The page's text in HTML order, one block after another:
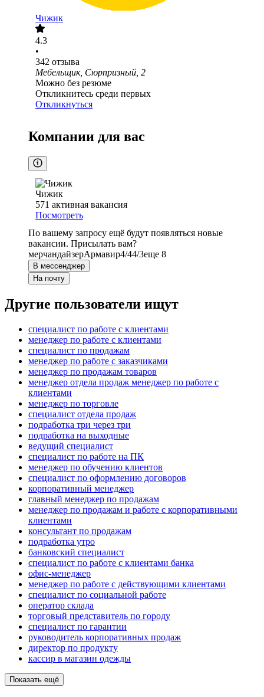
Чижик
4.3
•
342 отзыва
Мебельщик, Сюрпризный, 2
Можно без резюме
Откликнитесь среди первых
Откликнуться
Компании для вас
Чижик
571 активная вакансия
Посмотреть
По вашему запросу ещё будут появляться новые
вакансии. Присылать вам?
мерчандайзерАрмавир4/44/3еще 8
В мессенджер
На почту
Другие пользователи ищут
специалист по работе с клиентами
менеджер по работе с клиентами
специалист по продажам
менеджер по работе с заказчиками
менеджер по продажам товаров
менеджер отдела продаж менеджер по работе с
клиентами
менеджер по торговле
специалист отдела продаж
подработка три через три
подработка на выходные
ведущий специалист
специалист по работе на ПК
менеджер по обучению клиентов
специалист по оформлению договоров
корпоративный менеджер
главный менеджер по продажам
менеджер по продажам и работе с корпоративными
клиентами
консультант по продажам
подработка утро
банковский специалист
специалист по работе с клиентами банка
офис-менеджер
менеджер по работе с действующими клиентами
специалист по социальной работе
оператор склада
торговый представитель по городу
специалист по гарантии
руководитель корпоративных продаж
директор по продукту
кассир в магазин одежды
Показать ещё